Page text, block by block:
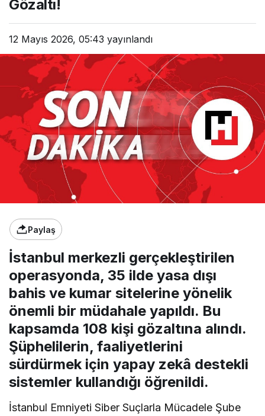
Gözaltı!
12 Mayıs 2026, 05:43 yayınlandı
Paylaş
İstanbul merkezli gerçekleştirilen
operasyonda, 35 ilde yasa dışı
bahis ve kumar sitelerine yönelik
önemli bir müdahale yapıldı. Bu
kapsamda 108 kişi gözaltına alındı.
Şüphelilerin, faaliyetlerini
sürdürmek için yapay zekâ destekli
sistemler kullandığı öğrenildi.
İstanbul Emniyeti Siber Suçlarla Mücadele Şube